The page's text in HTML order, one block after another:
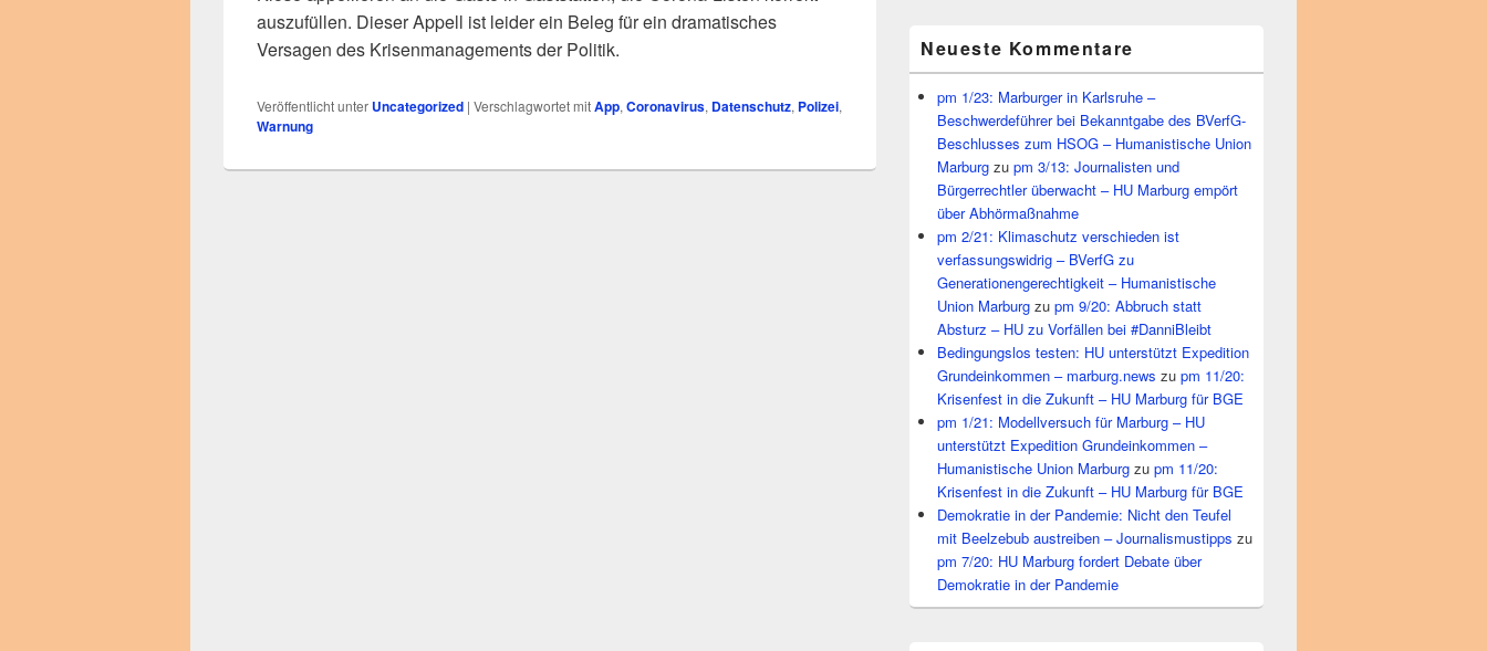
auszufüllen. Dieser Appell ist leider ein Beleg für ein dramatisches
Versagen des Krisenmanagements der Politik.
Veröffentlicht unter Uncategorized | Verschlagwortet mitApp, Coronavirus, Datenschutz, Polizei,
Warnung
Neueste Kommentare
pm 1/23: Marburger in Karlsruhe –
Beschwerdeführer bei Bekanntgabe des BVerfG-
Beschlusses zum HSOG – Humanistische Union
Marburg zu pm 3/13: Journalisten und
Bürgerrechtler überwacht – HU Marburg empört
über Abhörmaßnahme
pm 2/21: Klimaschutz verschieden ist
verfassungswidrig – BVerfG zu
Generationengerechtigkeit – Humanistische
Union Marburg zu pm 9/20: Abbruch statt
Absturz – HU zu Vorfällen bei #DanniBleibt
Bedingungslos testen: HU unterstützt Expedition
Grundeinkommen – marburg.news zu pm 11/20:
Krisenfest in die Zukunft – HU Marburg für BGE
pm 1/21: Modellversuch für Marburg – HU
unterstützt Expedition Grundeinkommen –
Humanistische Union Marburg zu pm 11/20:
Krisenfest in die Zukunft – HU Marburg für BGE
Demokratie in der Pandemie: Nicht den Teufel
mit Beelzebub austreiben – Journalismustipps zu
pm 7/20: HU Marburg fordert Debate über
Demokratie in der Pandemie